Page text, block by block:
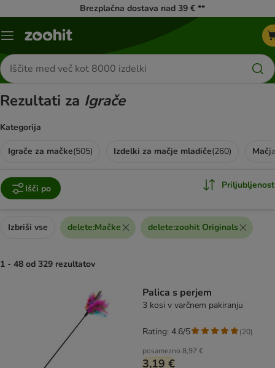
Brezplačna dostava nad 39 € **
Meni
Iskanje
izdelkov
Rezultati za Igrače
Kategorija
Igrače za mačke(505) Izdelki za mačje mladiče(260)
Išči po Priljubljenost
Izbriši vse delete:Mačke delete:zoohit Originals
1 - 48 od 329 rezultatov
Palica s perjem
3 kosi v varčnem pakiranju
posamezno 8,97 €
3,19 €
Rating: 4.6/5 (20)